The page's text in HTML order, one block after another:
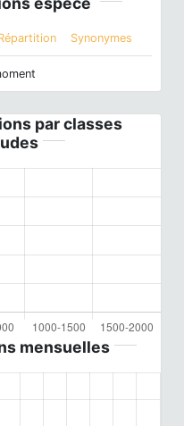
Synonymes
par classes
mensuelles